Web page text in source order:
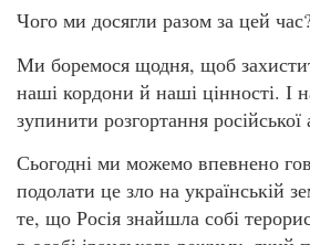
Чого ми досягли разом за цей
Ми боремося щодня, щоб
наші кордони й наші цінності. І
зупинити розгортання російської
Сьогодні ми можемо впевнено
подолати це зло на українській
те, що Росія знайшла собі